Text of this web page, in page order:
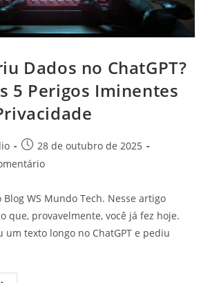
Dados no ChatGPT?
5 Perigos Iminentes
28 de outubro de 2025
WS Mundo Tech. Nesse artigo
que, provavelmente, você já fez hoje.
um texto longo no ChatGPT e pediu